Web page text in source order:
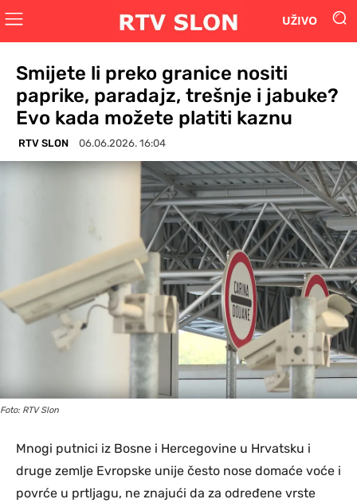
UŽIVO
Smijete li preko granice nositi
paprike, paradajz, trešnje i jabuke?
Evo kada možete platiti kaznu
RTV SLON 06.06.2026. 16:04
Foto: RTV Slon
Mnogi putnici iz Bosne i Hercegovine u Hrvatsku i
druge zemlje Evropske unije često nose domaće voće i
povrće u prtljagu, ne znajući da za određene vrste